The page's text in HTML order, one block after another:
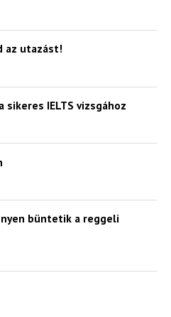
az utazást!
IELTS vizsgához
büntetik a reggeli